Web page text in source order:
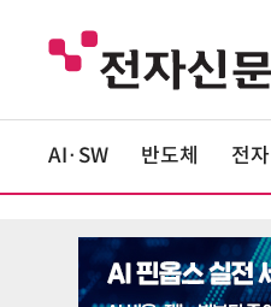
AI·SW 반도체 전자